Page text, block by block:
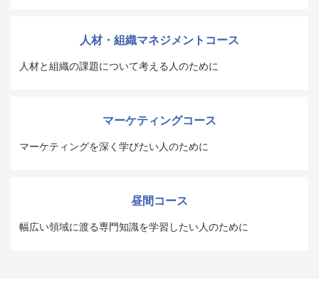
人材・組織マネジメントコース
人材と組織の課題について考える人のために
マーケティングコース
マーケティングを深く学びたい人のために
昼間コース
幅広い領域に渡る専門知識を学習したい人のために